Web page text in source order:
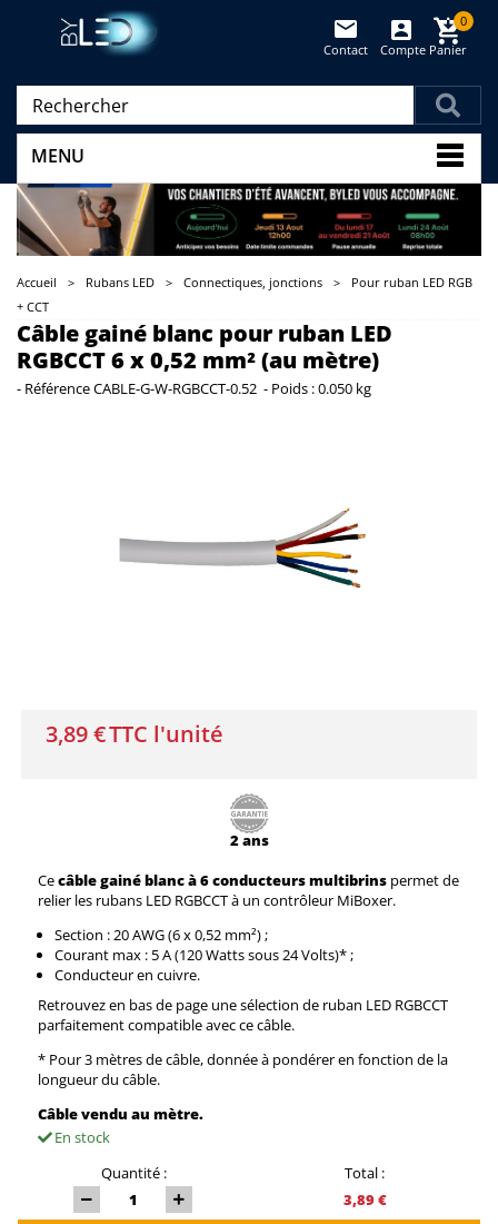
Panier
0
Compte
Contact
MENU
Accueil > Rubans LED > Connectiques, jonctions >
Pour ruban LED RGB
+ CCT
Câble gainé blanc pour ruban LED
RGBCCT 6 x 0,52 mm² (au mètre)
- RéférenceCABLE-G-W-RGBCCT-0.52 - Poids :0.050 kg
3,89 €TTC l'unité
2 ans
Cecâble gainé blanc à 6 conducteurs multibrins permet de
relier les rubans LED RGBCCT à un contrôleur MiBoxer.
Section : 20 AWG (6 x 0,52 mm²) ;
Courant max : 5 A (120 Watts sous 24 Volts)* ;
Conducteur en cuivre.
Retrouvez en bas de page une sélection de ruban LED RGBCCT
parfaitement compatible avec ce câble.
* Pour 3 mètres de câble, donnée à pondérer en fonction de la
longueur du câble.
Câble vendu au mètre.
En stock
Quantité :
Total :
3,89 €